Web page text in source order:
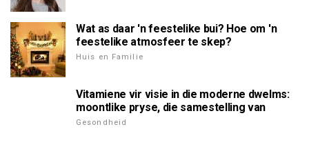
Wat as daar 'n feestelike bui? Hoe om 'n
feestelike atmosfeer te skep?
Huis en Familie
Vitamiene vir visie in die moderne dwelms:
moontlike pryse, die samestelling van
Gesondheid